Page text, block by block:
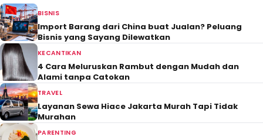
BISNIS
Import Barang dari China buat Jualan? Peluang
Bisnis yang Sayang Dilewatkan
KECANTIKAN
4 Cara Meluruskan Rambut dengan Mudah dan
Alami tanpa Catokan
TRAVEL
Layanan Sewa Hiace Jakarta Murah Tapi Tidak
Murahan
PARENTING